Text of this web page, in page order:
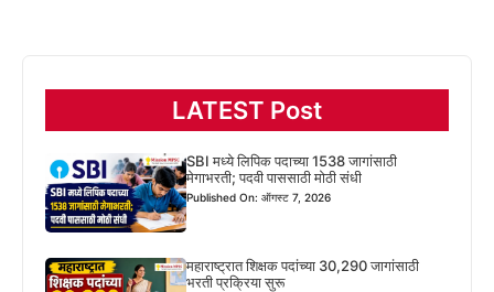
LATEST Post
SBI मध्ये लिपिक पदाच्या 1538 जागांसाठी
मेगाभरती; पदवी पाससाठी मोठी संधी
Published On: ऑगस्ट 7, 2026
महाराष्ट्रात शिक्षक पदांच्या 30,290 जागांसाठी
भरती प्रक्रिया सुरू